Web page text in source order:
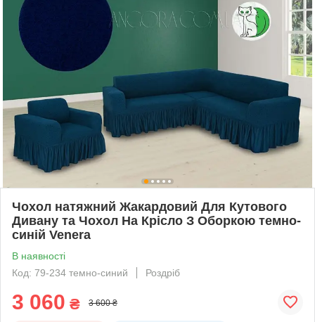
Чохол натяжний Жакардовий Для Кутового
Дивану та Чохол На Крісло З Оборкою темно-
синій Venera
В наявності
Код: 79-234 темно-синий
Роздріб
3 060 ₴ 3 600 ₴